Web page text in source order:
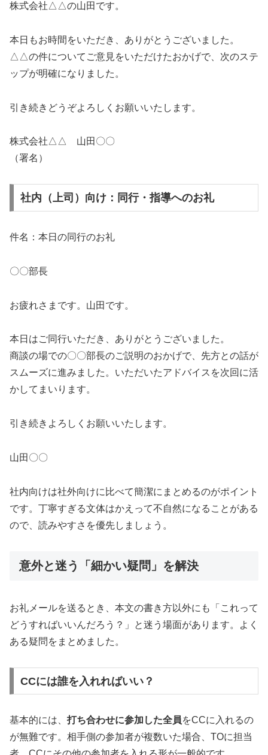
株式会社△△の山田です。
本日もお時間をいただき、ありがとうございました。
△△の件についてご意見をいただけたおかげで、次のステ
ップが明確になりました。
引き続きどうぞよろしくお願いいたします。
株式会社△△ 山田〇〇
（署名）
社内（上司）向け：同行・指導へのお礼
件名：本日の同行のお礼
〇〇部長
お疲れさまです。山田です。
本日はご同行いただき、ありがとうございました。
商談の場での〇〇部長のご説明のおかげで、先方との話が
スムーズに進みました。いただいたアドバイスを次回に活
かしてまいります。
引き続きよろしくお願いいたします。
山田〇〇
社内向けは社外向けに比べて簡潔にまとめるのがポイント
です。丁寧すぎる文体はかえって不自然になることがある
ので、読みやすさを優先しましょう。
意外と迷う「細かい疑問」を解決
お礼メールを送るとき、本文の書き方以外にも「これって
どうすればいいんだろう？」と迷う場面があります。よく
ある疑問をまとめました。
CCには誰を入れればいい？
基本的には、 打ち合わせに参加した全員をCCに入れるの
が無難です。相手側の参加者が複数いた場合、TOに担当